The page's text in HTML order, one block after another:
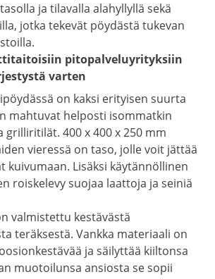
ja tilavalla alahyllyllä sekä
jotka tekevät pöydästä tukevan
pitopalveluyrityksiin
varten
on kaksi erityisen suurta
mahtuvat helposti isommatkin
400 x 400 x 250 mm
vieressä on taso, jolle voit jättää
kuivumaan. Lisäksi käytännöllinen
roiskelevy suojaa laattoja ja seiniä
valmistettu kestävästä
teräksestä. Vankka materiaali on
ja säilyttää kiiltonsa
muotoilunsa ansiosta se sopii